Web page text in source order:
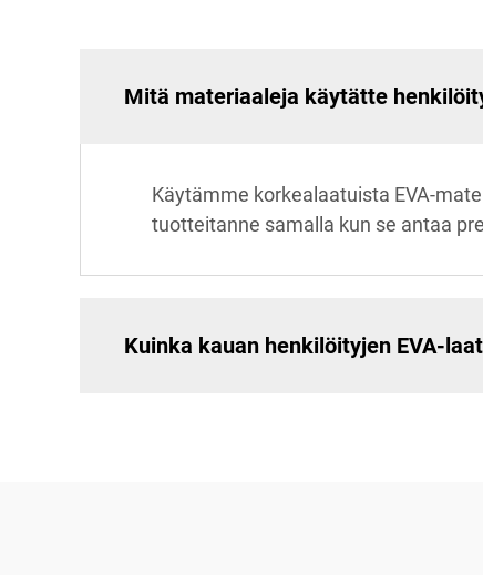
Mitä materiaaleja käytätte
Käytämme korkealaatuista EVA-
tuotteitanne samalla kun se antaa
Kuinka kauan henkilöityjen EVA-